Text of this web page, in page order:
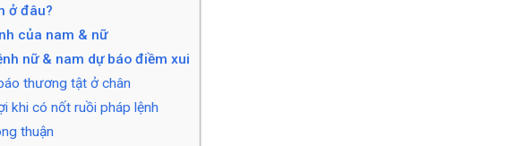
ở đâu?
của nam & nữ
nữ & nam dự báo điềm xui
thương tật ở chân
khi có nốt ruồi pháp lệnh
thuận